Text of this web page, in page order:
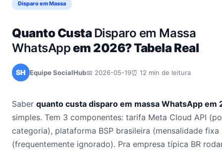
Disparo em Massa
Quanto CustaDisparo em Massa
WhatsAppem 2026? Tabela Real
SH Equipe SocialHub📅 2026-05-19⏰ 12 min de leitura
Saber quanto custa disparo em massa WhatsApp em
simples. Tem 3 componentes: tarifa Meta Cloud API
categoria), plataforma BSP brasileira (mensalidade
(frequentemente ignorado). Pra empresa típica BR